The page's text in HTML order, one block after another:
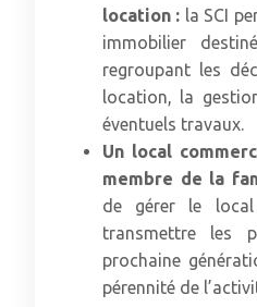
location : la SCI
immobilier
regroupant les
location, la
éventuels travaux.
Un local
membre de la
de gérer le
transmettre les
prochaine
pérennité de